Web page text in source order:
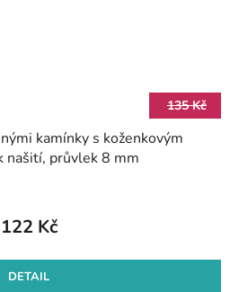
135 Kč
kamínky s koženkovým
našití, průvlek 8 mm
122 Kč
DETAIL